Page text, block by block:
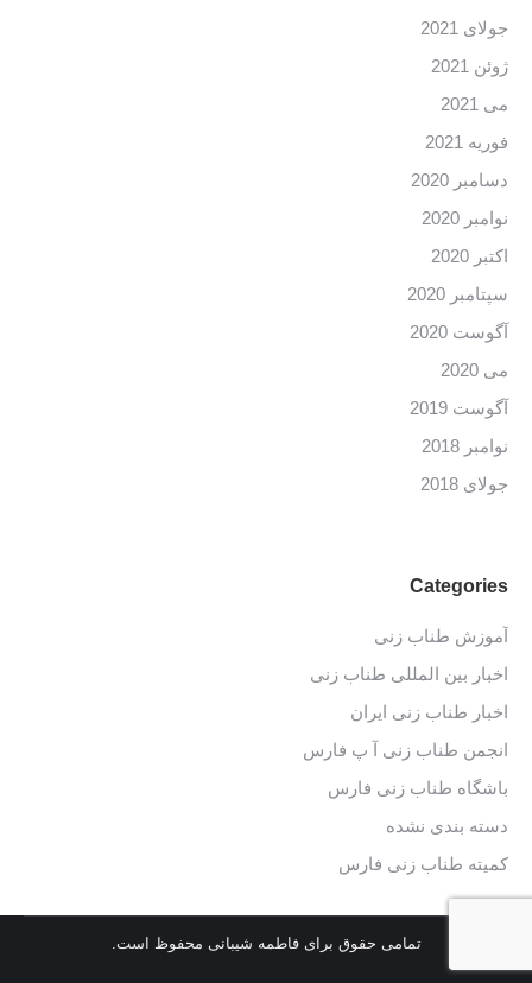
جولای 2021
ژوئن 2021
می 2021
فوریه 2021
دسامبر 2020
نوامبر 2020
اکتبر 2020
سپتامبر 2020
آگوست 2020
می 2020
آگوست 2019
نوامبر 2018
جولای 2018
Categories
آموزش طناب زنی
اخبار بین المللی طناب زنی
اخبار طناب زنی ایران
انجمن طناب زنی آ پ فارس
باشگاه طناب زنی فارس
دسته بندی نشده
کمیته طناب زنی فارس
تمامی حقوق برای فاطمه شیبانی محفوظ است.